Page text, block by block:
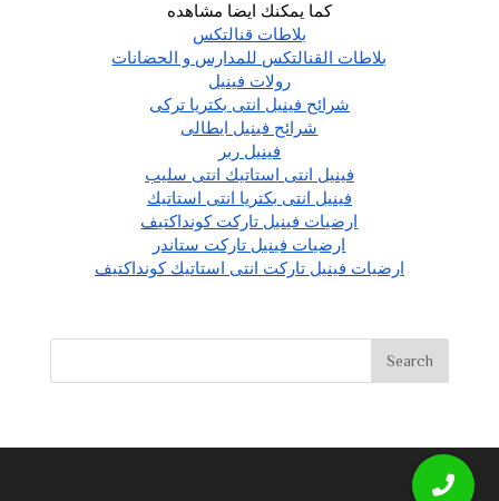
كما يمكنك ايضا مشاهده
بلاطات قنالتكس
بلاطات القنالتكس للمدارس و الحضانات
رولات فينيل
شرائح فينيل انتى بكتريا تركى
شرائح فينيل ايطالى
فينيل ربر
فينيل انتى استاتيك انتى سليب
فينيل انتى بكتريا انتى استاتيك
ارضيات فينيل تاركت كونداكتيف
ارضيات فينيل تاركت ستاندر
ارضيات فينيل تاركت انتى استاتيك كونداكتيف